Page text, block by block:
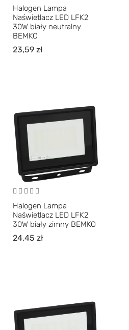
Halogen Lampa
Naświetlacz LED LFK2
30W biały neutralny
BEMKO
23,59 zł
Halogen Lampa
Naświetlacz LED LFK2
30W biały zimny BEMKO
24,45 zł